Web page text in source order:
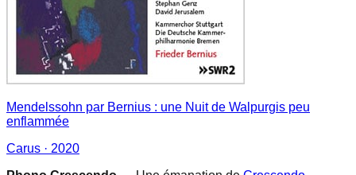
Mendelssohn par Bernius : une Nuit de Walpurgis peu
enflammée
Carus · 2020